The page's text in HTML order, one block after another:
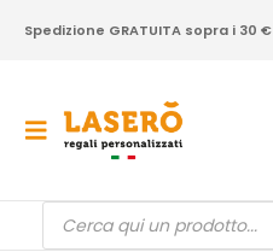
Spedizione GRATUITA sopra i 30 €
Products
search